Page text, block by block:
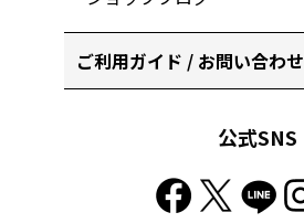
ご利用ガイド / お問い合わせ
公式SNS